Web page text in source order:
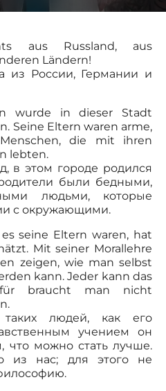
aus Russland, aus
Ländern!
из России, Германии и
wurde in dieser Stadt
Seine Eltern waren arme,
die mit ihren
lebten.
в этом городе родился
были бедными,
людьми, которые
с окружающими.
seine Eltern waren, hat
Mit seiner Morallehre
zeigen, wie man selbst
kann. Jeder kann das
braucht man nicht
людей, как его
учением он
что можно стать лучше.
из нас; для этого не